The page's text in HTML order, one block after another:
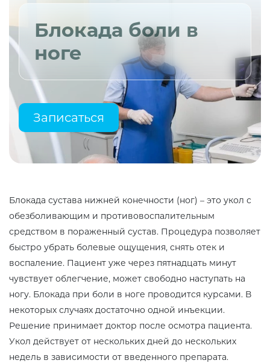
Блокада боли в
ноге
Записаться
Блокада сустава нижней конечности (ног) – это укол с
обезболивающим и противовоспалительным
средством в пораженный сустав. Процедура позволяет
быстро убрать болевые ощущения, снять отек и
воспаление. Пациент уже через пятнадцать минут
чувствует облегчение, может свободно наступать на
ногу. Блокада при боли в ноге проводится курсами. В
некоторых случаях достаточно одной инъекции.
Решение принимает доктор после осмотра пациента.
Укол действует от нескольких дней до нескольких
недель в зависимости от введенного препарата.